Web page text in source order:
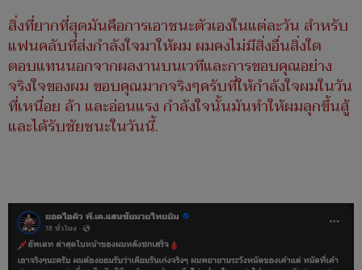
สิ่งที่ยากที่สุดมันคือการเอาชนะตัวเองในแต่ละวัน สำหรับ
แฟนคลับที่ส่งกำลังใจมาให้ผม ผมคงไม่มีสิ่งอื่นสิ่งใด
ตอบแทนนอกจากผลงานบนเวทีและการขอบคุณอย่าง
จริงใจของผม ขอบคุณมากจริงๆครับที่ให้กำลังใจผมในวัน
ที่เหนื่อย ล้า และอ่อนแรง กำลังใจนั้นมันทำให้ผมลุกขึ้นสู้
และได้รับชัยชนะในวันนี้.